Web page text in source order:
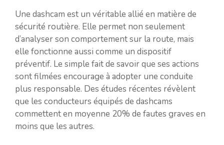
Une dashcam est un véritable allié en matière de
sécurité routière. Elle permet non seulement
d’analyser son comportement sur la route, mais
elle fonctionne aussi comme un dispositif
préventif. Le simple fait de savoir que ses actions
sont filmées encourage à adopter une conduite
plus responsable. Des études récentes révèlent
que les conducteurs équipés de dashcams
commettent en moyenne 20% de fautes graves en
moins que les autres.